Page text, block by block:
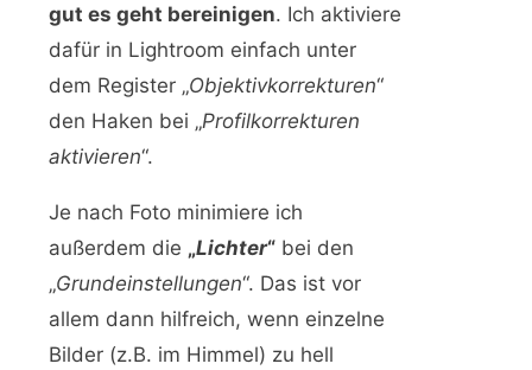
gut es geht bereinigen. Ich aktiviere
dafür in Lightroom einfach unter
dem Register „Objektivkorrekturen“
den Haken bei „Profilkorrekturen
aktivieren“.
Je nach Foto minimiere ich
außerdem die „Lichter“ bei den
„Grundeinstellungen“. Das ist vor
allem dann hilfreich, wenn einzelne
Bilder (z.B. im Himmel) zu hell